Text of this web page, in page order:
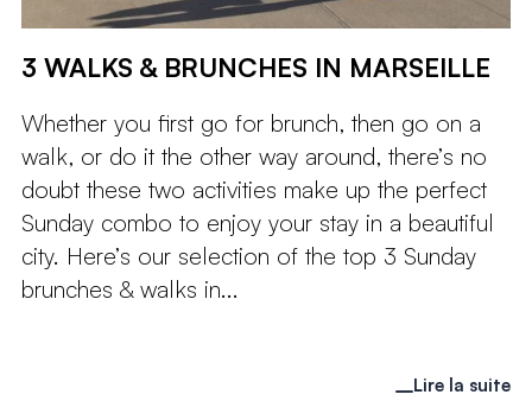
3 WALKS & BRUNCHES IN MARSEILLE
Whether you first go for brunch, then go on a
walk, or do it the other way around, there’s no
doubt these two activities make up the perfect
Sunday combo to enjoy your stay in a beautiful
city. Here’s our selection of the top 3 Sunday
brunches & walks in...
Lire la suite